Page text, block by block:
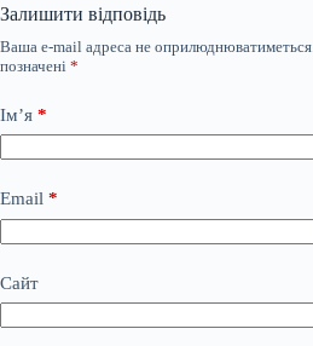
Залишити відповідь
Ваша e-mail адреса не оприлюднюватиметься.
позначені *
Ім’я *
Email *
Сайт